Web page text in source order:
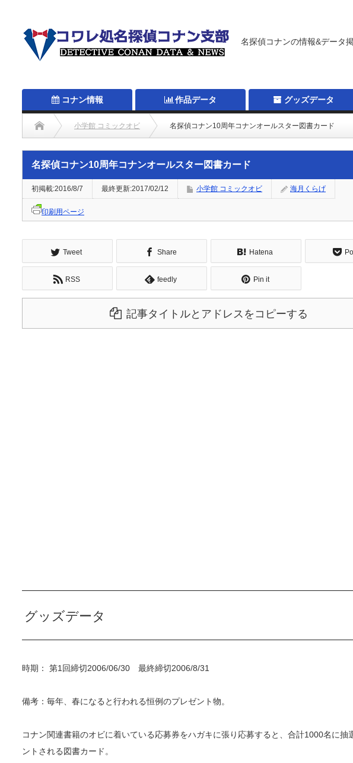
名探偵コナンの情報&データ
コナン情報 作品データ グッズデータ
小学館 コミックオビ 名探偵コナン10周年コナンオールスター図書カード
名探偵コナン10周年コナンオールスター図書カード
初掲載:2016/8/7 最終更新:2017/02/12 小学館 コミックオビ 海月くらげ
印刷用ページ
Tweet Share Hatena
RSS feedly Pin it
記事タイトルとアドレスをコピーする
グッズデータ
時期： 第1回締切2006/06/30 最終締切2006/8/31
備考：毎年、春になると行われる恒例のプレゼント物。
コナン関連書籍のオビに着いている応募券をハガキに張り応募すると、合計1000名に抽
ントされる図書カード。